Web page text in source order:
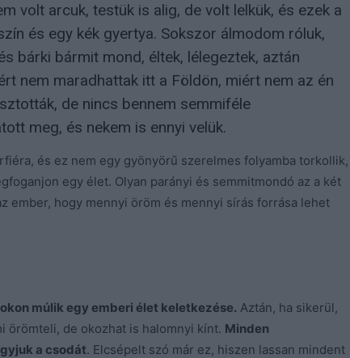
volt arcuk, testük is alig, de volt lelkük, és ezek a
és egy kék gyertya. Sokszor álmodom róluk,
bárki bármit mond, éltek, lélegeztek, aztán
nem maradhattak itt a Földön, miért nem az én
de nincs bennem semmiféle
meg, és nekem is ennyi velük.
és ez nem egy gyönyörű szerelmes folyamba torkollik,
egy élet. Olyan parányi és semmitmondó az a két
ember, hogy mennyi öröm és mennyi sírás forrása lehet
múlik egy emberi élet keletkezése. Aztán, ha sikerül,
örömteli, de okozhat is halomnyi kínt. Minden
a csodát. Elcsépelt szó már ez, hiszen lassan mindent